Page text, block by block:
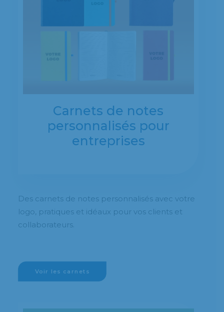
Carnets de notes
personnalisés pour
entreprises
Des carnets de notes personnalisés avec votre
logo, pratiques et idéaux pour vos clients et
collaborateurs.
Voir les carnets